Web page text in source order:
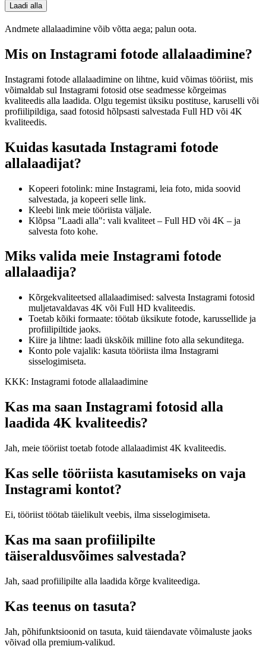
Laadi alla
Andmete allalaadimine võib võtta aega; palun oota.
Mis on Instagrami fotode allalaadimine?
Instagrami fotode allalaadimine on lihtne, kuid võimas tööriist, mis
võimaldab sul Instagrami fotosid otse seadmesse kõrgeimas
kvaliteedis alla laadida. Olgu tegemist üksiku postituse, karuselli või
profiilipildiga, saad fotosid hõlpsasti salvestada Full HD või 4K
kvaliteedis.
Kuidas kasutada Instagrami fotode
allalaadijat?
Kopeeri fotolink: mine Instagrami, leia foto, mida soovid
salvestada, ja kopeeri selle link.
Kleebi link meie tööriista väljale.
Klõpsa "Laadi alla": vali kvaliteet – Full HD või 4K – ja
salvesta foto kohe.
Miks valida meie Instagrami fotode
allalaadija?
Kõrgekvaliteetsed allalaadimised: salvesta Instagrami fotosid
muljetavaldavas 4K või Full HD kvaliteedis.
Toetab kõiki formaate: töötab üksikute fotode, karussellide ja
profiilipiltide jaoks.
Kiire ja lihtne: laadi ükskõik milline foto alla sekunditega.
Konto pole vajalik: kasuta tööriista ilma Instagrami
sisselogimiseta.
KKK: Instagrami fotode allalaadimine
Kas ma saan Instagrami fotosid alla
laadida 4K kvaliteedis?
Jah, meie tööriist toetab fotode allalaadimist 4K kvaliteedis.
Kas selle tööriista kasutamiseks on vaja
Instagrami kontot?
Ei, tööriist töötab täielikult veebis, ilma sisselogimiseta.
Kas ma saan profiilipilte
täiseraldusvõimes salvestada?
Jah, saad profiilipilte alla laadida kõrge kvaliteediga.
Kas teenus on tasuta?
Jah, põhifunktsioonid on tasuta, kuid täiendavate võimaluste jaoks
võivad olla premium-valikud.